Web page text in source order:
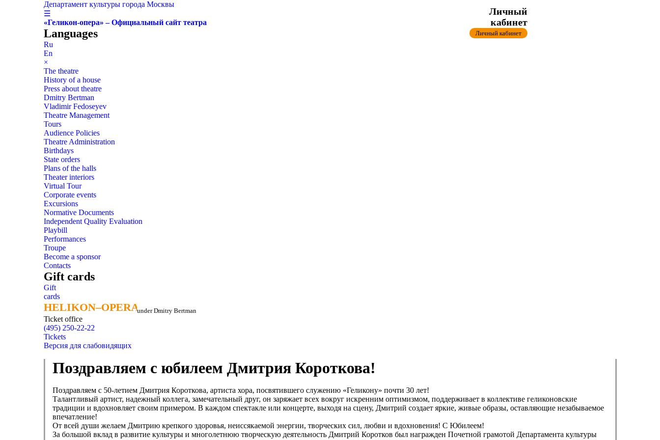
Департамент культуры города Москвы
☰
«Геликон-опера» – Официальный сайт театра
Languages
Ru
En
×
The theatre
History of a house
Press about theatre
Dmitry Bertman
Vladimir Fedoseyev
Theatre Management
Tours
Audience Policies
Theatre Administration
Birthdays
State orders
Plans of the halls
Theater interiors
Virtual Tour
Corporate events
Excursions
Normative Documents
Independent Quality Evaluation
Playbill
Performances
Troupe
Become a sponsor
Contacts
Gift cards
Gift
cards
HELIKON–OPERA
HELIKON–OPERAunder Dmitry Bertman
Ticket office
(495) 250-22-22
Личный
кабинет
Личный кабинет
Tickets
Версия для слабовидящих
Поздравляем с юбилеем Дмитрия Короткова!
Поздравляем с 50-летием Дмитрия Короткова, артиста хора, посвятившего служению «Геликону» почти 30 лет!
Талантливый артист, надежный коллега, замечательный друг, он заряжает всех вокруг искренним оптимизмом, поддерживает в коллективе геликоновские
традиции и вдохновляет своим примером. В каждом спектакле или концерте, выходя на сцену, Дмитрий создает яркие, живые образы, оставляющие незабываемое
впечатление!
От всей души желаем Дмитрию крепкого здоровья, неиссякаемой энергии, творческих сил, любви и вдохновения! С Юбилеем!
За большой вклад в развитие культуры и многолетнюю творческую деятельность Дмитрий Коротков был награжден Почетной грамотой Департамента культуры